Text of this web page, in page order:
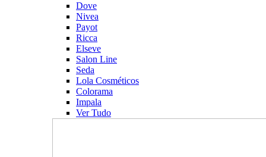
Dove
Nivea
Payot
Ricca
Elseve
Salon Line
Seda
Lola Cosméticos
Colorama
Impala
Ver Tudo